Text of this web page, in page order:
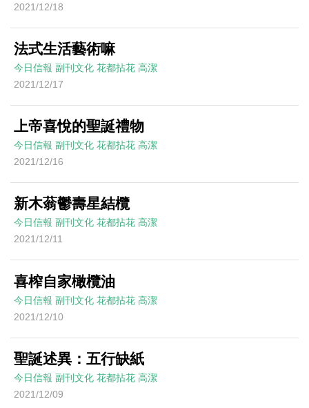
2021/12/18
法式生活藝術嘛
今日信報 副刊文化 花都拈花 高潔
2021/12/17
上帝喜悅的聖誕禮物
今日信報 副刊文化 花都拈花 高潔
2021/12/16
新木蓊鬱壽星結欖
今日信報 副刊文化 花都拈花 高潔
2021/12/11
喜榨自家橄欖油
今日信報 副刊文化 花都拈花 高潔
2021/12/10
聖誕述異：五行缺紙
今日信報 副刊文化 花都拈花 高潔
2021/12/09